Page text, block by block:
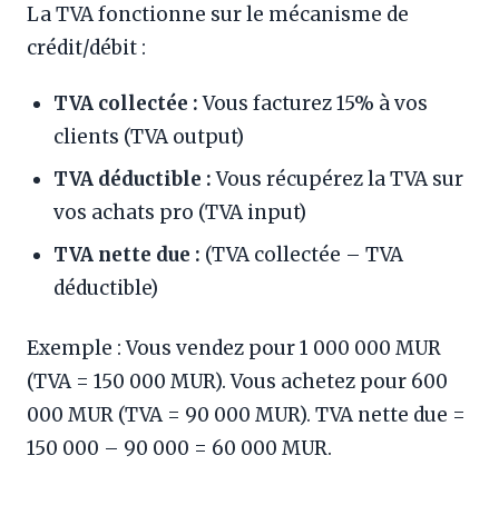
La TVA fonctionne sur le mécanisme de
crédit/débit :
TVA collectée :Vous facturez 15% à vos
clients (TVA output)
TVA déductible :Vous récupérez la TVA sur
vos achats pro (TVA input)
TVA nette due : (TVA collectée – TVA
déductible)
Exemple : Vous vendez pour 1 000 000 MUR
(TVA = 150 000 MUR). Vous achetez pour 600
000 MUR (TVA = 90 000 MUR). TVA nette due =
150 000 – 90 000 = 60 000 MUR.